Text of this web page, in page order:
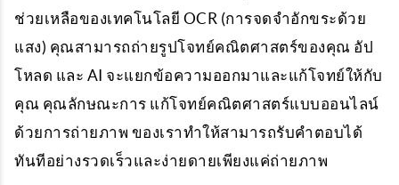
ช่วยเหลือของเทคโนโลยี OCR (การจดจำอักขระด้วย
แสง) คุณสามารถถ่ายรูปโจทย์คณิตศาสตร์ของคุณ อัป
โหลด และ AI จะแยกข้อความออกมาและแก้โจทย์ให้กับ
คุณ คุณลักษณะการ แก้โจทย์คณิตศาสตร์แบบออนไลน์
ด้วยการถ่ายภาพ ของเราทำให้สามารถรับคำตอบได้
ทันทีอย่างรวดเร็วและง่ายดายเพียงแค่ถ่ายภาพ